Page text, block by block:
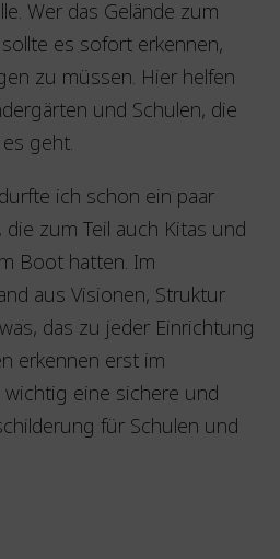
Wer das Gelände zum
es sofort erkennen,
zu müssen. Hier helfen
und Schulen, die
geht.
ich schon ein paar
zum Teil auch Kitas und
Boot hatten. Im
aus Visionen, Struktur
das zu jeder Einrichtung
erkennen erst im
wichtig eine sichere und
für Schulen und